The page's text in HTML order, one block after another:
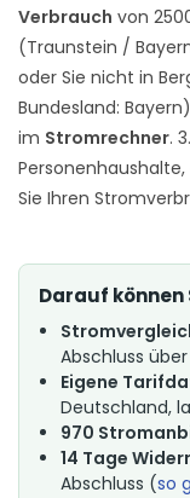
Verbrauch von
(Traunstein /
oder Sie nicht in
Bundesland:
im Stromrechner.
Sie Ihren
Darauf können
Abschluss
Eigene
Deutschland,
970
14 Tage
Abschluss (so